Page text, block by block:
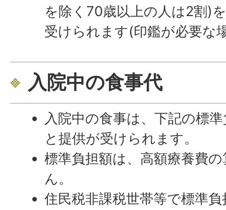
を除く70歳以上の人は2割)
受けられます(印鑑が必要な
入院中の食事代
入院中の食事は、下記の標
と提供が受けられます。
標準負担額は、高額療養費
ん。
住民税非課税世帯等で標準